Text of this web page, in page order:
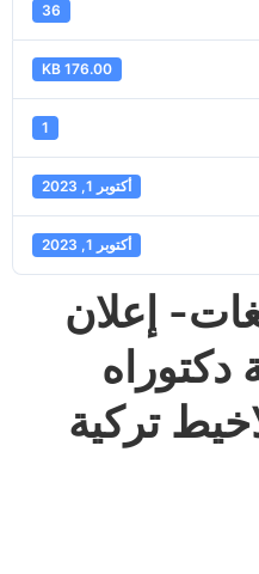
36
176.00 KB
1
أكتوبر 1, 2023
أكتوبر 1, 2023
إعلان
تركية